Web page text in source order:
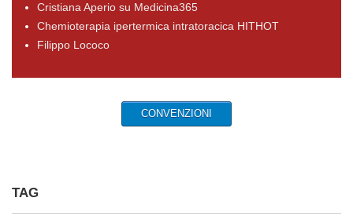
Cristiana Aperio su Medicina365
Chemioterapia ipertermica intratoracica HITHOT
Filippo Lococo
CONVENZIONI
TAG